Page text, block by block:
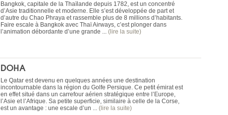
Bangkok, capitale de la Thaïlande depuis 1782, est un concentré
d’Asie traditionnelle et moderne. Elle s’est développée de part et
d’autre du Chao Phraya et rassemble plus de 8 millions d’habitants.
Faire escale à Bangkok avec Thaï Airways, c’est plonger dans
l’animation débordante d’une grande ... (lire la suite)
DOHA
Le Qatar est devenu en quelques années une destination
incontournable dans la région du Golfe Persique. Ce petit émirat est
en effet situé dans un carrefour aérien stratégique entre l’Europe,
l’Asie et l’Afrique. Sa petite superficie, similaire à celle de la Corse,
est un avantage : une escale d’un ... (lire la suite)